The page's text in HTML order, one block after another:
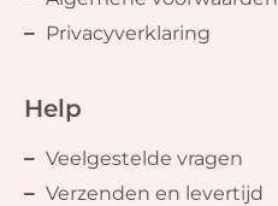
Privacyverklaring
Help
Veelgestelde vragen
Verzenden en levertijd